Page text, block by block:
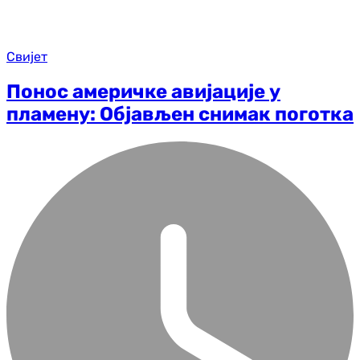
Свијет
Понос америчке авијације у
пламену: Објављен снимак поготка